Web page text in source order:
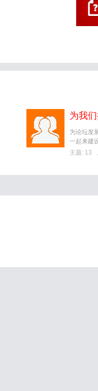
为我
为论坛发
一起来建
主题: 13